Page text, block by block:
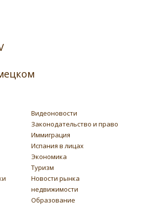
Видеоновости
Законодательство и право
Иммиграция
Испания в лицах
Экономика
Туризм
Новости рынка
недвижимости
Образование